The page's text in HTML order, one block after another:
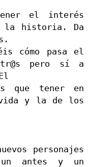
el interés
la historia. Da
cómo pasa el
pero sí a
que tener en
vida y la de los
personajes
un antes y un